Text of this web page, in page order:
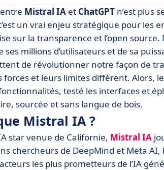
Mistral IA ?
ChatGPT ?
ChatGPT : comparez les fonctionnalités
ChatGPT : comparez les prix
ChatGPT : quelle interface est la plus
ChatGPT : comparez les intégrations
Mistral IA ou ChatGPT ?
retenir de la bataille Mistral IA vs
IA vs ChatGPT
Mistral IA et ChatGPT n’est plus
un vrai enjeu stratégique pour les
sur la transparence et l’open source.
ses millions d’utilisateurs et de sa
de révolutionner notre façon de
et leurs limites diffèrent. Alors,
testé les interfaces et
sourcée et sans langue de bois.
Mistral IA ?
star venue de Californie, Mistral IA
chercheurs de DeepMind et Meta
les plus prometteurs de l’IA